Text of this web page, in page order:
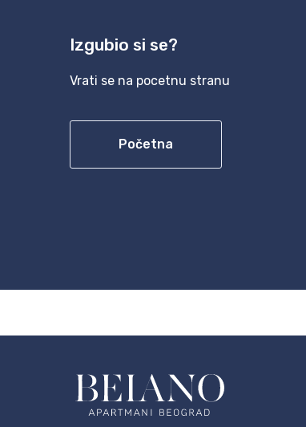
Izgubio si se?
Vrati se na pocetnu stranu
Početna